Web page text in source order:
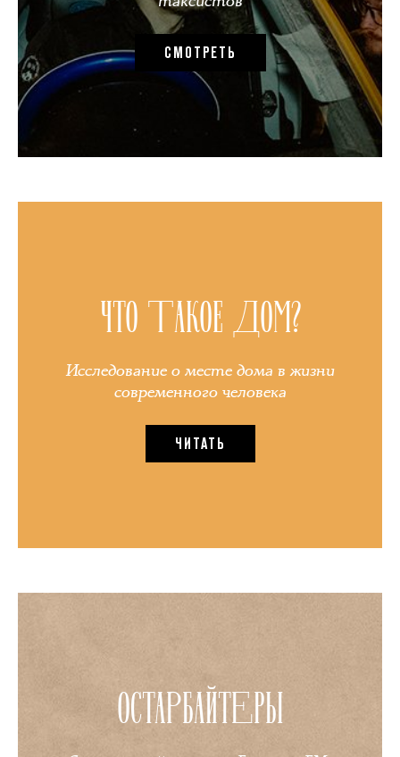
СМОТРЕТЬ
ЧТО ТАКОЕ ДОМ?
Исследование о месте дома в жизни
современного человека
ЧИТАТЬ
ОСТАРБАЙТЕРЫ